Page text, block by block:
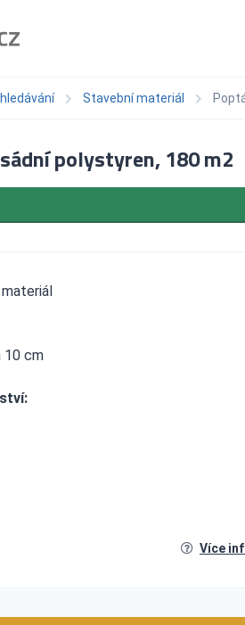
Stavební materiál
polystyren, 180 m2
10 cm
Více